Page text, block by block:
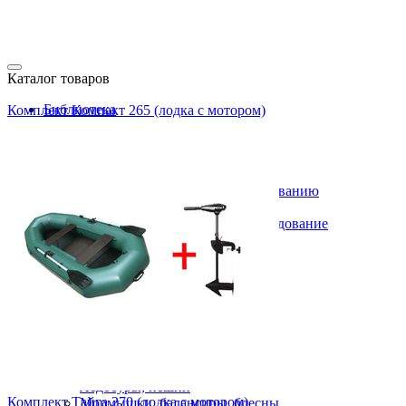
Каталог товаров
Библиотека
Аксессуары к газовому оборудованию
Баллоны газовые
Бензиновое, керосиновое оборудование
Обогреватели газовые
Плитки, горелки
Фонари газовые
Для дома, для дачи
Ледобуры, пешни
Комплект Компакт 265 (лодка с мотором)
Комплект Тайга 270 (лодка с мотором)